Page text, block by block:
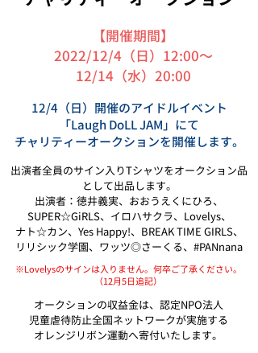
【開催期間】
2022/12/4（日）12:00～
12/14（水）20:00
12/4（日）開催のアイドルイベント
「Laugh DoLL JAM」にて
チャリティーオークションを開催します。
出演者全員のサイン入りTシャツをオークション品
として出品します。
出演者：徳井義実、おおうえくにひろ、
SUPER☆GiRLS、イロハサクラ、Lovelys、
ナト☆カン、Yes Happy!、BREAK TIME GIRLS、
リリシック学園、 ワッツ◎さーくる、#PANnana
※Lovelysのサインは入りません。何卒ご了承ください。
（12月5日追記）
オークションの収益金は、認定NPO法人
児童虐待防止全国ネットワークが実施する
オレンジリボン運動へ寄付いたします。